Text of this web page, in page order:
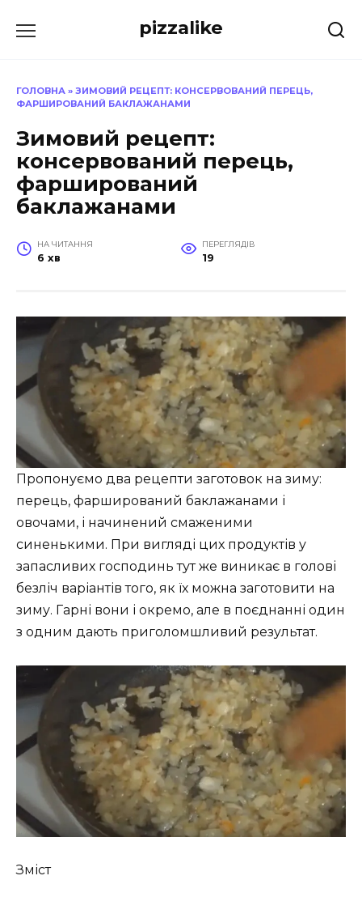
до
pizzalike
ГОЛОВНА » ЗИМОВИЙ РЕЦЕПТ: КОНСЕРВОВАНИЙ ПЕРЕЦЬ,
ФАРШИРОВАНИЙ БАКЛАЖАНАМИ
Зимовий рецепт:
консервований перець,
фарширований
баклажанами
НА ЧИТАННЯ
6 хв
ПЕРЕГЛЯДІВ
19
Пропонуємо два рецепти заготовок на зиму:
перець, фарширований баклажанами і
овочами, і начинений смаженими
синенькими. При вигляді цих продуктів у
запасливих господинь тут же виникає в голові
безліч варіантів того, як їх можна заготовити на
зиму. Гарні вони і окремо, але в поєднанні один
з одним дають приголомшливий результат.
Зміст